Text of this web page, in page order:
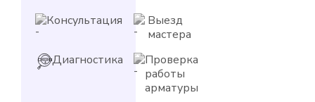
Консультация
Выезд
мастера
Диагностика
Проверка
работы
арматуры